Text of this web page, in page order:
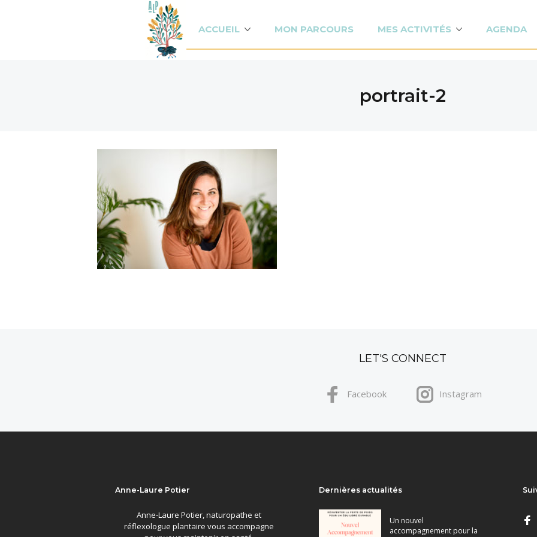
ACCUEIL MON PARCOURS MES ACTIVITÉS AGENDA
portrait-2
LET'S CONNECT
Facebook Instagram
Anne-Laure Potier
Anne-Laure Potier, naturopathe et
réflexologue plantaire vous accompagne
Dernières actualités
Un nouvel
accompagnement pour la